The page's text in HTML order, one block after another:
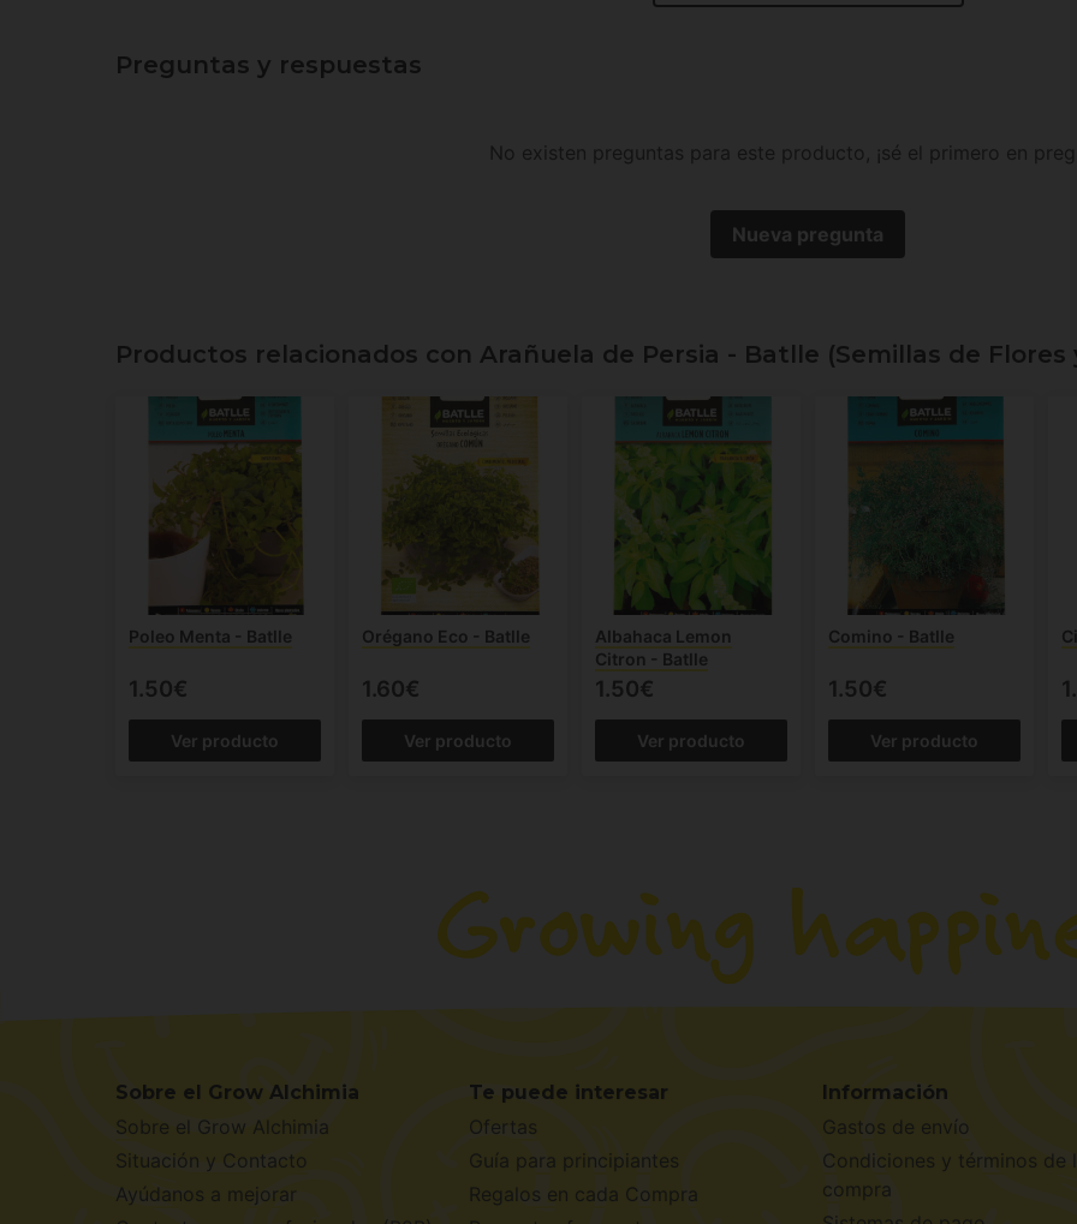
Preguntas y respuestas
No existen preguntas para este producto, ¡sé el primero en
Nueva pregunta
Productos relacionados con Arañuela de Persia - Batlle (Semillas de
Poleo Menta - Batlle
1.50€
Ver producto
Orégano Eco - Batlle
1.60€
Ver producto
Albahaca Lemon
Citron - Batlle
1.50€
Ver producto
Comino - Batlle
1.50€
Ver producto
Sobre el Grow Alchimia
Sobre el Grow Alchimia
Situación y Contacto
Ayúdanos a mejorar
Te puede interesar
Ofertas
Guía para principiantes
Regalos en cada Compra
Información
Gastos de envío
Condiciones y términos de
compra